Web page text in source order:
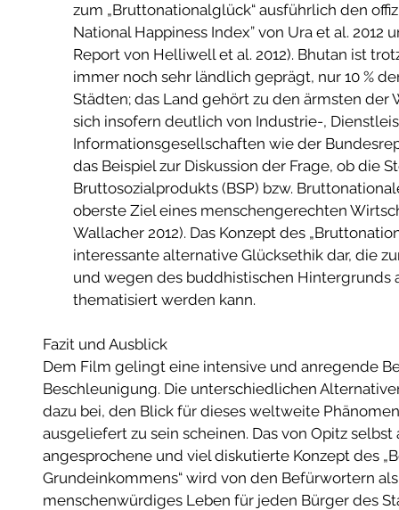
zum „Bruttonationalglück“ ausführlich den
National Happiness Index” von Ura et al. 2012
Report von Helliwell et al. 2012). Bhutan ist
immer noch sehr ländlich geprägt, nur 10 %
Städten; das Land gehört zu den ärmsten
sich insofern deutlich von Industrie-,
Informationsgesellschaften wie der
das Beispiel zur Diskussion der Frage, ob die
Bruttosozialprodukts (BSP) bzw.
oberste Ziel eines menschengerechten
Wallacher 2012). Das Konzept des
interessante alternative Glücksethik dar, die
und wegen des buddhistischen
thematisiert werden kann.
Fazit und Ausblick
Dem Film gelingt eine intensive und anregende
Beschleunigung. Die unterschiedlichen
dazu bei, den Blick für dieses weltweite
ausgeliefert zu sein scheinen. Das von Opitz
angesprochene und viel diskutierte Konzept des
Grundeinkommens“ wird von den Befürwortern
menschenwürdiges Leben für jeden Bürger des